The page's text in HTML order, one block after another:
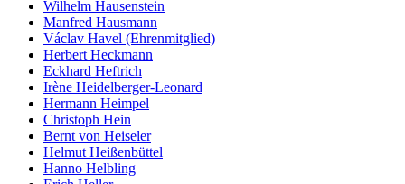
Wilhelm Hausenstein
Manfred Hausmann
Václav Havel (Ehrenmitglied)
Herbert Heckmann
Eckhard Heftrich
Irène Heidelberger-Leonard
Hermann Heimpel
Christoph Hein
Bernt von Heiseler
Helmut Heißenbüttel
Hanno Helbling